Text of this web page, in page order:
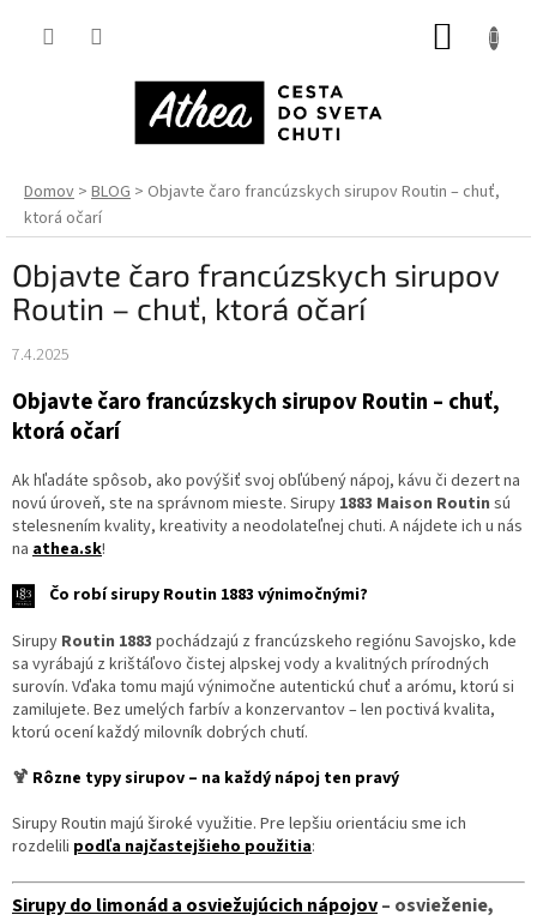
Domov BLOG
Objavte čaro francúzskych sirupov Routin – chuť,
ktorá očarí
Objavte čaro francúzskych sirupov
Routin – chuť, ktorá očarí
7.4.2025
Objavte čaro francúzskych sirupov Routin – chuť,
ktorá očarí
Ak hľadáte spôsob, ako povýšiť svoj obľúbený nápoj, kávu či dezert na
novú úroveň, ste na správnom mieste. Sirupy 1883 Maison Routin sú
stelesnením kvality, kreativity a neodolateľnej chuti. A nájdete ich u nás
na athea.sk!
Čo robí sirupy Routin 1883 výnimočnými?
Sirupy Routin 1883 pochádzajú z francúzskeho regiónu Savojsko, kde
sa vyrábajú z krištáľovo čistej alpskej vody a kvalitných prírodných
surovín. Vďaka tomu majú výnimočne autentickú chuť a arómu, ktorú si
zamilujete. Bez umelých farbív a konzervantov – len poctivá kvalita,
ktorú ocení každý milovník dobrých chutí.
🍹 Rôzne typy sirupov – na každý nápoj ten pravý
Sirupy Routin majú široké využitie. Pre lepšiu orientáciu sme ich
rozdelili podľa najčastejšieho použitia:
Sirupy do limonád a osviežujúcich nápojov– osvieženie,